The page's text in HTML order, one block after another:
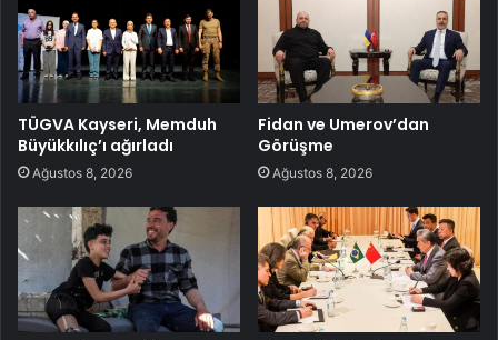
TÜGVA Kayseri, Memduh
Büyükkılıç’ı ağırladı
Ağustos 8, 2026
Fidan ve Umerov’dan
Görüşme
Ağustos 8, 2026